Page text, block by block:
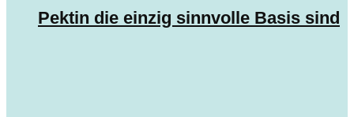
Pektin die einzig sinnvolle Basis sind